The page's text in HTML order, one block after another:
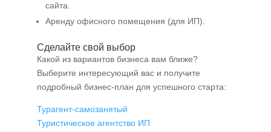
сайта.
Аренду офисного помещения (для ИП).
Сделайте свой выбор
Какой из вариантов бизнеса вам ближе?
Выберите интересующий вас и получите
подробный бизнес-план для успешного старта:
Турагент-самозанятый
Туристическое агентство ИП